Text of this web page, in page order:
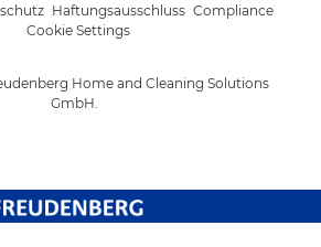
Home and Cleaning Solutions
GmbH.
Haftungsausschluss Compliance
Cookie Settings